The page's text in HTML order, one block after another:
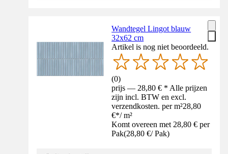
Wandtegel Lingot blauw
32x62 cm
Artikel is nog niet beoordeeld.
(0)
prijs — 28,80 € * Alle prijzen
zijn incl. BTW en excl.
verzendkosten. per m²28,80
€*/ m²
Komt overeen met 28,80 € per
Pak(28,80 €/ Pak)